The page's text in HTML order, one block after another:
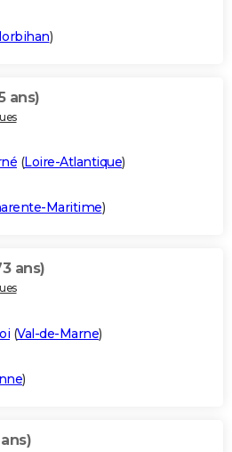
)
ans)
(Loire-Atlantique)
Maritime)
ans)
(Val-de-Marne)
)